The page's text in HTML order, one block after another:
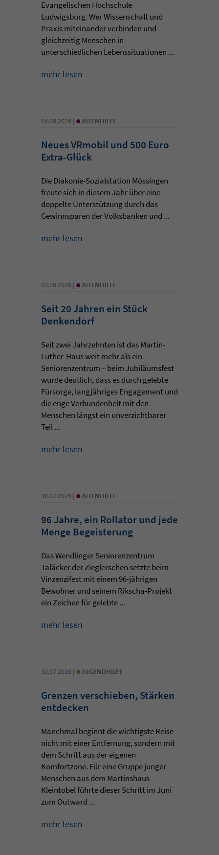
Evangelischen Hochschule
Ludwigsburg. Wer Wissenschaft und
Praxis miteinander verbinden und
gleichzeitig Menschen in
unterschiedlichen Lebenssituationen ...
mehr lesen
04.08.2026 | • ALTENHILFE
Neues VRmobil und 500 Euro
Extra-Glück
Die Diakonie-Sozialstation Mössingen
freute sich in diesem Jahr über eine
doppelte Unterstützung durch das
Gewinnsparen der Volksbanken und ...
mehr lesen
03.08.2026 | • ALTENHILFE
Seit 20 Jahren ein Stück
Denkendorf
Seit zwei Jahrzehnten ist das Martin-
Luther-Haus weit mehr als ein
Seniorenzentrum – beim Jubiläumsfest
wurde deutlich, dass es durch gelebte
Fürsorge, langjähriges Engagement und
die enge Verbundenheit mit den
Menschen längst ein unverzichtbarer
Teil ...
mehr lesen
30.07.2026 | • ALTENHILFE
96 Jahre, ein Rollator und jede
Menge Begeisterung
Das Wendlinger Seniorenzentrum
Taläcker der Zieglerschen setzte beim
Vinzenzifest mit einem 96-jährigen
Bewohner und seinem Rikscha-Projekt
ein Zeichen für gelebte ...
mehr lesen
30.07.2026 | • JUGENDHILFE
Grenzen verschieben, Stärken
entdecken
Manchmal beginnt die wichtigste Reise
nicht mit einer Entfernung, sondern mit
dem Schritt aus der eigenen
Komfortzone. Für eine Gruppe junger
Menschen aus dem Martinshaus
Kleintobel führte dieser Schritt im Juni
zum Outward ...
mehr lesen